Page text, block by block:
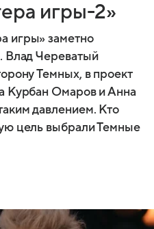
игры-2»
игры» заметно
Влад Череватый
Темных, в проект
Курбан Омаров и Анна
давлением. Кто
цель выбрали Темные